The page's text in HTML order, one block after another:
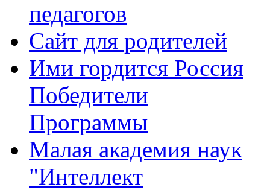
педагогов
Сайт для родителей
Ими гордится Россия
Победители
Программы
Малая академия наук
"Интеллект